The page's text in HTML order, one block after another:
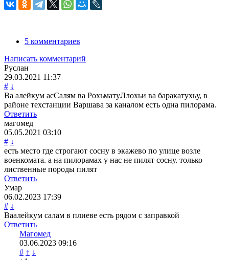
5 комментариев
Написать комментарий
Руслан
29.03.2021 11:37
# ↓
Ва алейкум асСалям ва РохьматуЛлохьи ва баракатухьу, в
районе техстанции Варшава за каналом есть одна пилорама.
Ответить
магомед
05.05.2021 03:10
# ↓
есть место где строгают сосну в экажево по улице возле
военкомата. а на пилорамах у нас не пилят сосну. только
лиственные породы пилят
Ответить
Умар
06.02.2023 17:39
# ↓
Ваалейкум салам в плиеве есть рядом с заправкой
Ответить
Магомед
03.06.2023 09:16
# ↑ ↓